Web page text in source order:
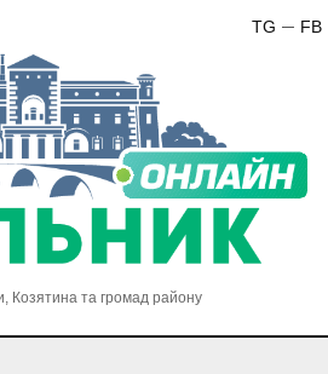
FB
TG
Козятина та громад району